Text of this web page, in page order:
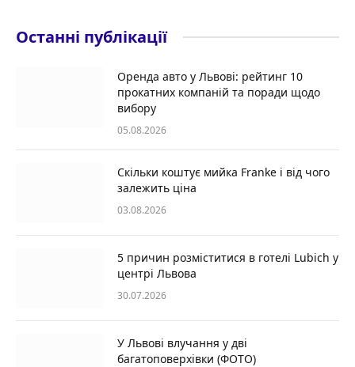
Останні публікації
Оренда авто у Львові: рейтинг 10
прокатних компаній та поради щодо
вибору
05.08.2026
Скільки коштує мийка Franke і від чого
залежить ціна
03.08.2026
5 причин розміститися в готелі Lubich у
центрі Львова
30.07.2026
У Львові влучання у дві
багатоповерхівки (ФОТО)